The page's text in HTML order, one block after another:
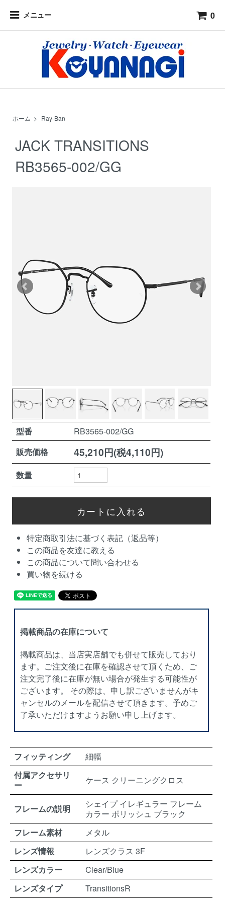
メニュー 0
ホーム > Ray-Ban
JACK TRANSITIONS
RB3565-002/GG
型番
RB3565-002/GG
販売価格
45,210円(税4,110円)
数量
特定商取引法に基づく表記（返品等）
この商品を友達に教える
この商品について問い合わせる
買い物を続ける
掲載商品の在庫について
掲載商品は、当店実店舗でも併せて販売しており
ます。ご注文後に在庫を確認させて頂くため、ご
注文完了後に在庫が無い場合が発生する可能性が
ございます。 その際は、申し訳ございませんがキ
ャンセルのメールを配信させて頂きます。予めご
了承いただけますようお願い申し上げます。
フィッティング
細幅
付属アクセサリ
ー
ケース クリーニングクロス
フレームの説明
シェイプ イレギュラー フレーム
カラー ポリッシュ ブラック
フレーム素材
メタル
レンズ情報
レンズクラス 3F
レンズカラー
Clear/Blue
レンズタイプ
TransitionsR